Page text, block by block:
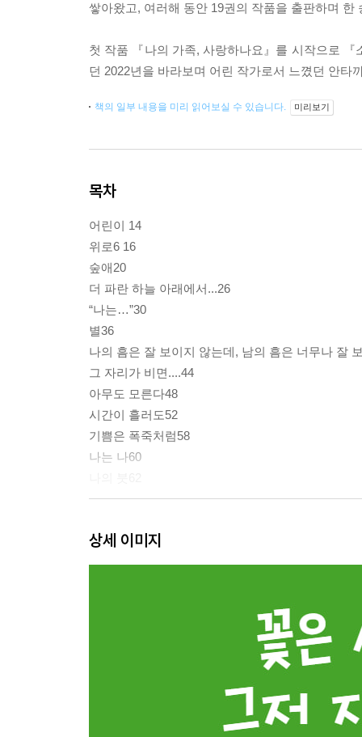
쌓아왔고, 여러해 동안 19권의 작품을 출판하며 한
첫 작품 『나의 가족, 사랑하나요』를 시작으로
던 2022년을 바라보며 어린 작가로서 느꼈던 안타
책의 일부 내용을 미리 읽어보실 수 있습니다. 미리보기
목차
어린이 14
위로6 16
숲애20
더 파란 하늘 아래에서...26
“나는…”30
별36
나의 흠은 잘 보이지 않는데, 남의 흠은 너무나 잘
그 자리가 비면....44
아무도 모른다48
시간이 흘러도52
기쁨은 폭죽처럼58
나는 나60
다른 방식66
오고 가고72
너에게 내가 꽃이 될 수 있다면...96
상세 이미지